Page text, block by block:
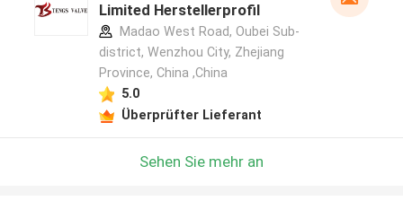
Limited Herstellerprofil
Madao West Road, Oubei Sub-
district, Wenzhou City, Zhejiang
Province, China ,China
5.0
Überprüfter Lieferant
Sehen Sie mehr an